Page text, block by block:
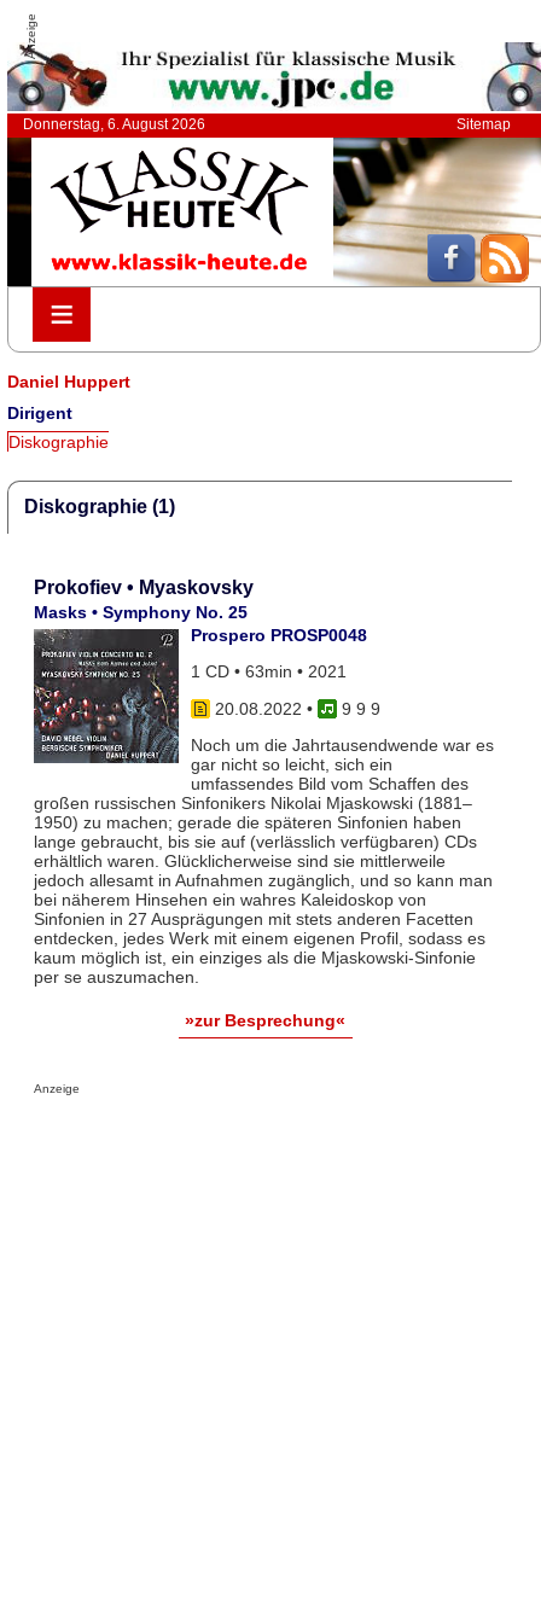
Anzeige
Donnerstag, 6. August 2026 Sitemap
≡
≡
Daniel Huppert
Dirigent
Diskographie
Diskographie (1)
Prokofiev • Myaskovsky
Masks • Symphony No. 25
Prospero PROSP0048
1 CD • 63min • 2021
20.08.2022 •
9 9 9
Noch um die Jahrtausendwende war es
gar nicht so leicht, sich ein
umfassendes Bild vom Schaffen des
großen russischen Sinfonikers Nikolai Mjaskowski (1881–
1950) zu machen; gerade die späteren Sinfonien haben
lange gebraucht, bis sie auf (verlässlich verfügbaren) CDs
erhältlich waren. Glücklicherweise sind sie mittlerweile
jedoch allesamt in Aufnahmen zugänglich, und so kann man
bei näherem Hinsehen ein wahres Kaleidoskop von
Sinfonien in 27 Ausprägungen mit stets anderen Facetten
entdecken, jedes Werk mit einem eigenen Profil, sodass es
kaum möglich ist, ein einziges als die Mjaskowski-Sinfonie
per se auszumachen.
»zur Besprechung«
Anzeige